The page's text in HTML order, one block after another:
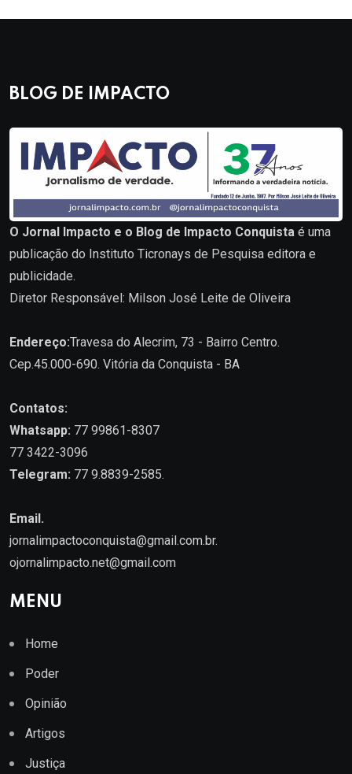
BLOG DE IMPACTO
O Jornal Impacto e o Blog de Impacto Conquista é uma
publicação do Instituto Ticronays de Pesquisa editora e
publicidade.
Diretor Responsável: Milson José Leite de Oliveira
Endereço:Travesa do Alecrim, 73 - Bairro Centro.
Cep.45.000-690. Vitória da Conquista - BA
Contatos:
Whatsapp: 77 99861-8307
77 3422-3096
Telegram: 77 9.8839-2585.
Email.
jornalimpactoconquista@gmail.com.br.
ojornalimpacto.net@gmail.com
MENU
Home
Poder
Opinião
Artigos
Justiça